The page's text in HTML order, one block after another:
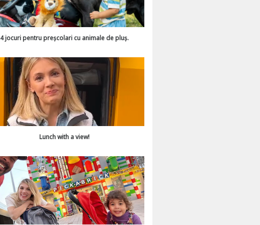
4 jocuri pentru preșcolari cu animale de pluș.
Lunch with a view!